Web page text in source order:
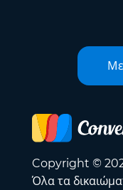
Copyright ©
Όλα τα